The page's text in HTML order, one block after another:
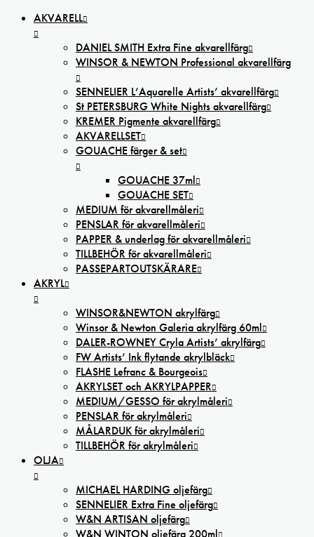
AKVARELL
DANIEL SMITH Extra Fine akvarellfärg
WINSOR & NEWTON Professional akvarellfärg
SENNELIER L’Aquarelle Artists’ akvarellfärg
St PETERSBURG White Nights akvarellfärg
KREMER Pigmente akvarellfärg
AKVARELLSET
GOUACHE färger & set
GOUACHE 37ml
GOUACHE SET
MEDIUM för akvarellmåleri
PENSLAR för akvarellmåleri
PAPPER & underlag för akvarellmåleri
TILLBEHÖR för akvarellmåleri
PASSEPARTOUTSKÄRARE
AKRYL
WINSOR&NEWTON akrylfärg
Winsor & Newton Galeria akrylfärg 60ml
DALER-ROWNEY Cryla Artists’ akrylfärg
FW Artists’ Ink flytande akrylbläck
FLASHE Lefranc & Bourgeois
AKRYLSET och AKRYLPAPPER
MEDIUM/GESSO för akrylmåleri
PENSLAR för akrylmåleri
MÅLARDUK för akrylmåleri
TILLBEHÖR för akrylmåleri
OLJA
MICHAEL HARDING oljefärg
SENNELIER Extra Fine oljefärg
W&N ARTISAN oljefärg
W&N WINTON oljefärg 200ml